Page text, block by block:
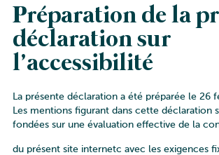
Préparation de la
déclaration sur
l’accessibilité
La présente déclaration a été préparée le 26
Les mentions figurant dans cette déclaration
fondées sur une évaluation effective de la
du présent site internetc avec les exigences